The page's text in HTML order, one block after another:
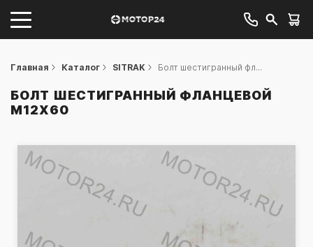
Главная Каталог SITRAK Болт шестигранный фл...
БОЛТ ШЕСТИГРАННЫЙ ФЛАНЦЕВОЙ
M12X60